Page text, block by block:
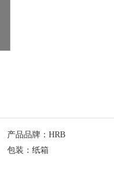
产品品牌： HRB
包装： 纸箱